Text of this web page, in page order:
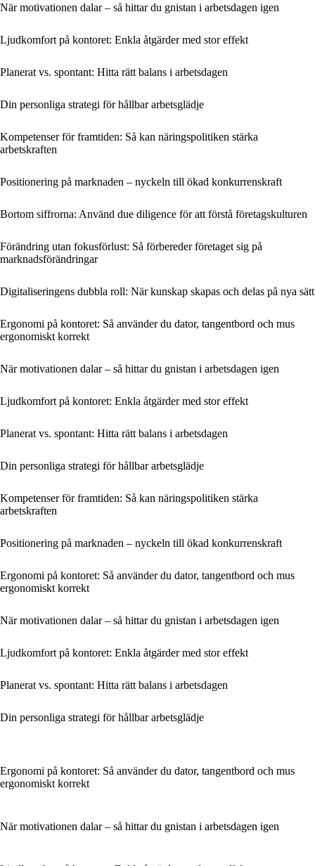
När motivationen dalar – så hittar du gnistan i arbetsdagen igen
Ljudkomfort på kontoret: Enkla åtgärder med stor effekt
Planerat vs. spontant: Hitta rätt balans i arbetsdagen
Din personliga strategi för hållbar arbetsglädje
Kompetenser för framtiden: Så kan näringspolitiken stärka
arbetskraften
Positionering på marknaden – nyckeln till ökad konkurrenskraft
Bortom siffrorna: Använd due diligence för att förstå företagskulturen
Förändring utan fokusförlust: Så förbereder företaget sig på
marknadsförändringar
Digitaliseringens dubbla roll: När kunskap skapas och delas på nya sätt
Ergonomi på kontoret: Så använder du dator, tangentbord och mus
ergonomiskt korrekt
När motivationen dalar – så hittar du gnistan i arbetsdagen igen
Ljudkomfort på kontoret: Enkla åtgärder med stor effekt
Planerat vs. spontant: Hitta rätt balans i arbetsdagen
Din personliga strategi för hållbar arbetsglädje
Kompetenser för framtiden: Så kan näringspolitiken stärka
arbetskraften
Positionering på marknaden – nyckeln till ökad konkurrenskraft
Ergonomi på kontoret: Så använder du dator, tangentbord och mus
ergonomiskt korrekt
När motivationen dalar – så hittar du gnistan i arbetsdagen igen
Ljudkomfort på kontoret: Enkla åtgärder med stor effekt
Planerat vs. spontant: Hitta rätt balans i arbetsdagen
Din personliga strategi för hållbar arbetsglädje
Ergonomi på kontoret: Så använder du dator, tangentbord och mus
ergonomiskt korrekt
När motivationen dalar – så hittar du gnistan i arbetsdagen igen